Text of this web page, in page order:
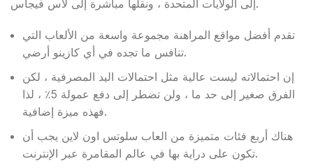
إلى الولايات المتحدة ، ونقلها مباشرة إلى لاس فيجاس.
تقدم أفضل مواقع المراهنة مجموعة واسعة من الألعاب التي
تنافس ما تجده في أي كازينو أرضي.
إن احتمالاته ليست عالية مثل احتمالات اليد المصرفية ، لكن
الفرق صغير إلى حد ما ، ولن تضطر إلى دفع عمولة 5٪ ، لذا
فهذه ميزة إضافية.
هناك أربع فئات متميزة من العاب سلوتس اون لاين يجب أن
تكون على دراية بها في عالم المقامرة عبر الإنترنت.